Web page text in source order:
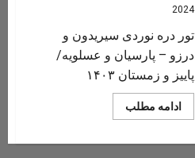
2024
تور دره نوردی سیریدون و
درزو – پارسیان و عسلویه/
پاییز و زمستان ۱۴۰۳
ادامه مطلب
more